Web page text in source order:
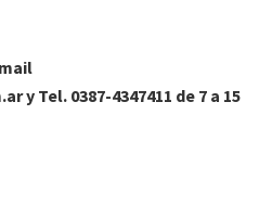
y Tel. 0387-4347411 de 7 a 15